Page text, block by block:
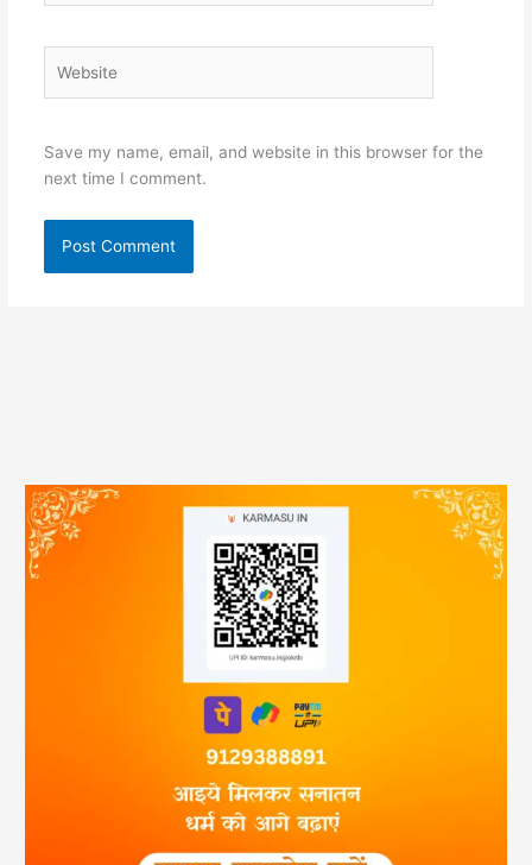
Save my name, email, and website in this browser for the
next time I comment.